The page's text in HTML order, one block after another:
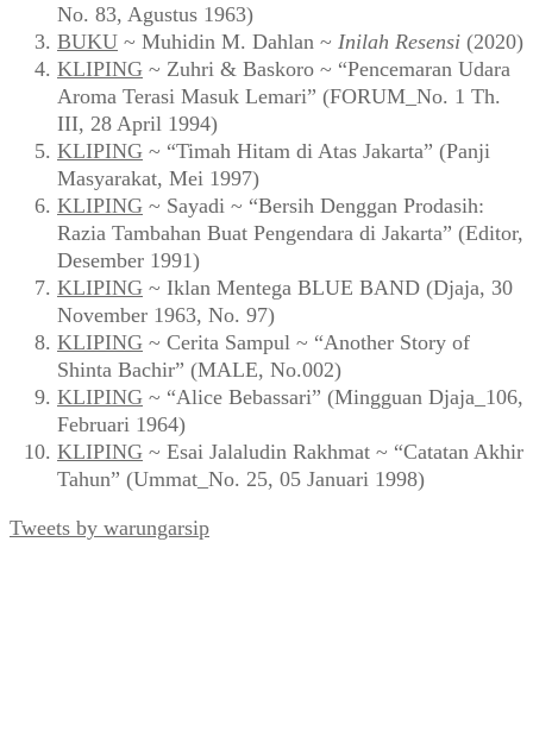
No. 83, Agustus 1963)
BUKU ~ Muhidin M. Dahlan ~ Inilah Resensi (2020)
KLIPING ~ Zuhri & Baskoro ~ “Pencemaran Udara
Aroma Terasi Masuk Lemari” (FORUM_No. 1 Th.
III, 28 April 1994)
KLIPING ~ “Timah Hitam di Atas Jakarta” (Panji
Masyarakat, Mei 1997)
KLIPING ~ Sayadi ~ “Bersih Denggan Prodasih:
Razia Tambahan Buat Pengendara di Jakarta” (Editor,
Desember 1991)
KLIPING ~ Iklan Mentega BLUE BAND (Djaja, 30
November 1963, No. 97)
KLIPING ~ Cerita Sampul ~ “Another Story of
Shinta Bachir” (MALE, No.002)
KLIPING ~ “Alice Bebassari” (Mingguan Djaja_106,
Februari 1964)
KLIPING ~ Esai Jalaludin Rakhmat ~ “Catatan Akhir
Tahun” (Ummat_No. 25, 05 Januari 1998)
Tweets by warungarsip